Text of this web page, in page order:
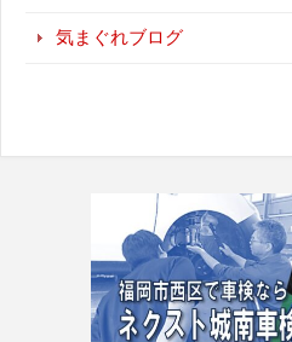
気まぐれブログ